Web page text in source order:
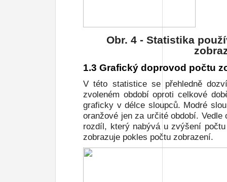
Obr. 4 - Statistika
1.3 Grafický doprovod počtu
V této statistice se přehledně
zvoleném období oproti celkové
graficky v délce sloupců. Modré
oranžové jen za určité období.
rozdíl, který nabývá u zvýšení
zobrazuje pokles počtu zobrazení.